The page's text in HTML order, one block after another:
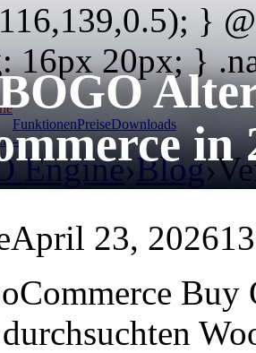
}
16px 20px; }
FunktionenPreiseDownloads
→
Engine›Blog›
in
April 23, 2026
Buy